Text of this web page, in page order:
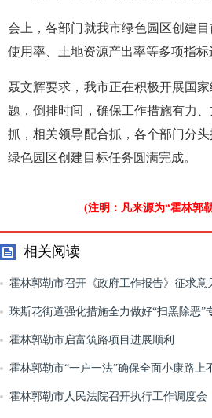
会上，各部门就我市绿色园区创建
使用率、土地资源产出率等多项指标
聂文辉要求，我市正在积极开展国
题，倒排时间，确保工作措施有力
抓，相关领导配合抓，各个部门分
绿色园区创建目标任务圆满完成。
(注明：凡来源为“霍林郭
相关阅读
霍林郭勒市召开《政府工作报告》征求意
座谈会
珠斯花街道强化措施全力做好“扫黑除恶”
项工作
霍林郭勒市启富筑路项目进展顺利
霍林郭勒市“一户一法”确保全面小康路上
落一人
霍林郭勒市人民法院召开执行工作调度会